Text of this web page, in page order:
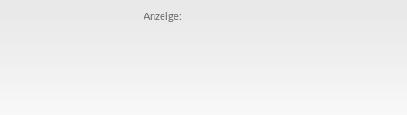
Anzeige: